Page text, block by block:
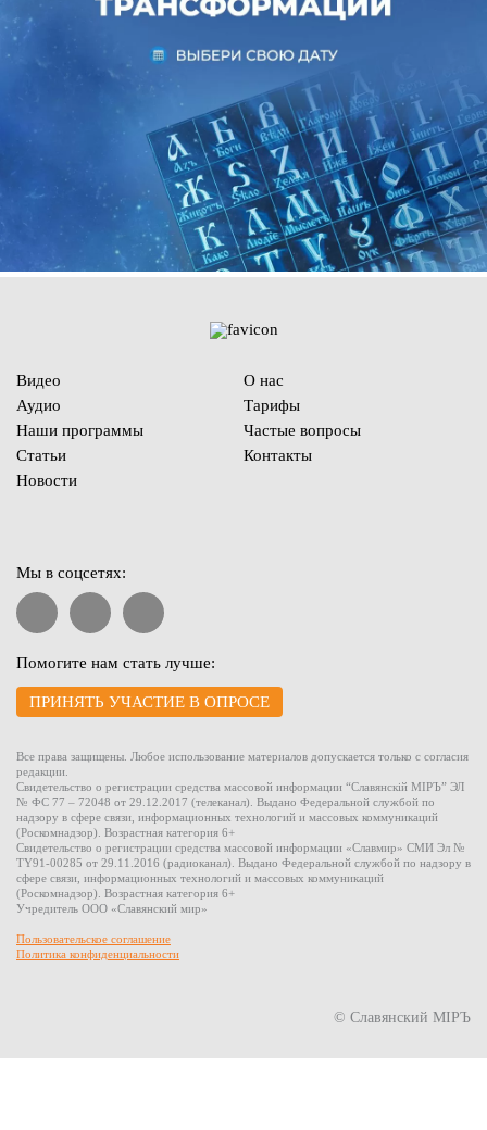
Видео
Аудио
Наши программы
Статьи
Новости
О нас
Тарифы
Частые вопросы
Контакты
Мы в соцсетях:
Помогите нам стать лучше:
ПРИНЯТЬ УЧАСТИЕ В ОПРОСЕ
Все права защищены. Любое использование материалов допускается только с согласия
редакции.
Свидетельство о регистрации средства массовой информации “Славянскiй МIРЪ” ЭЛ
№ ФС 77 – 72048 от 29.12.2017 (телеканал). Выдано Федеральной службой по
надзору в сфере связи, информационных технологий и массовых коммуникаций
(Роскомнадзор). Возрастная категория 6+
Свидетельство о регистрации средства массовой информации «Славмир» СМИ Эл №
TY91-00285 от 29.11.2016 (радиоканал). Выдано Федеральной службой по надзору в
сфере связи, информационных технологий и массовых коммуникаций
(Роскомнадзор). Возрастная категория 6+
Учредитель ООО «Славянский мир»
Пользовательское соглашение
Политика конфиденциальности
© Славянский МIРЪ